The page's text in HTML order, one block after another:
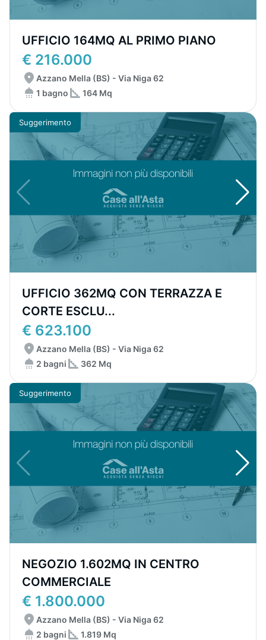
UFFICIO 164MQ AL PRIMO PIANO
€ 216.000
Azzano Mella (BS) - Via Niga 62
1 bagno
164 Mq
Suggerimento
UFFICIO 362MQ CON TERRAZZA E
CORTE ESCLU...
€ 623.100
Azzano Mella (BS) - Via Niga 62
2 bagni
362 Mq
Suggerimento
NEGOZIO 1.602MQ IN CENTRO
COMMERCIALE
€ 1.800.000
Azzano Mella (BS) - Via Niga 62
2 bagni
1.819 Mq